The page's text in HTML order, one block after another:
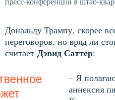
Дональду Трампу, скорее
переговоров, но вряд ли
считает Дэвид Саттер:
– Я
аннексия